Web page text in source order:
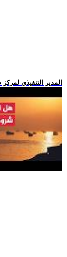
.. المدير التنفيذي